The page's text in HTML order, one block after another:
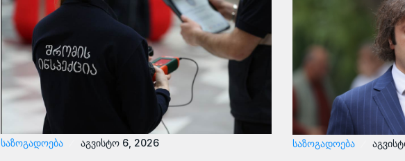
ᲡᲐᲖᲝᲒᲐᲓᲝᲔᲑᲐ აგვისტო 6, 2026 ᲡᲐᲖᲝᲒᲐᲓᲝᲔᲑᲐ